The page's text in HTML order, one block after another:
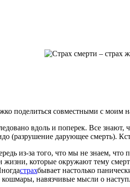
поделиться совместными с
вдоль и поперек. Все знают,
(разрушение дарующее смерть).
из-за того, что мы не знаем, что
которые окружают тему
страхбывает настолько
навязчивые мысли о